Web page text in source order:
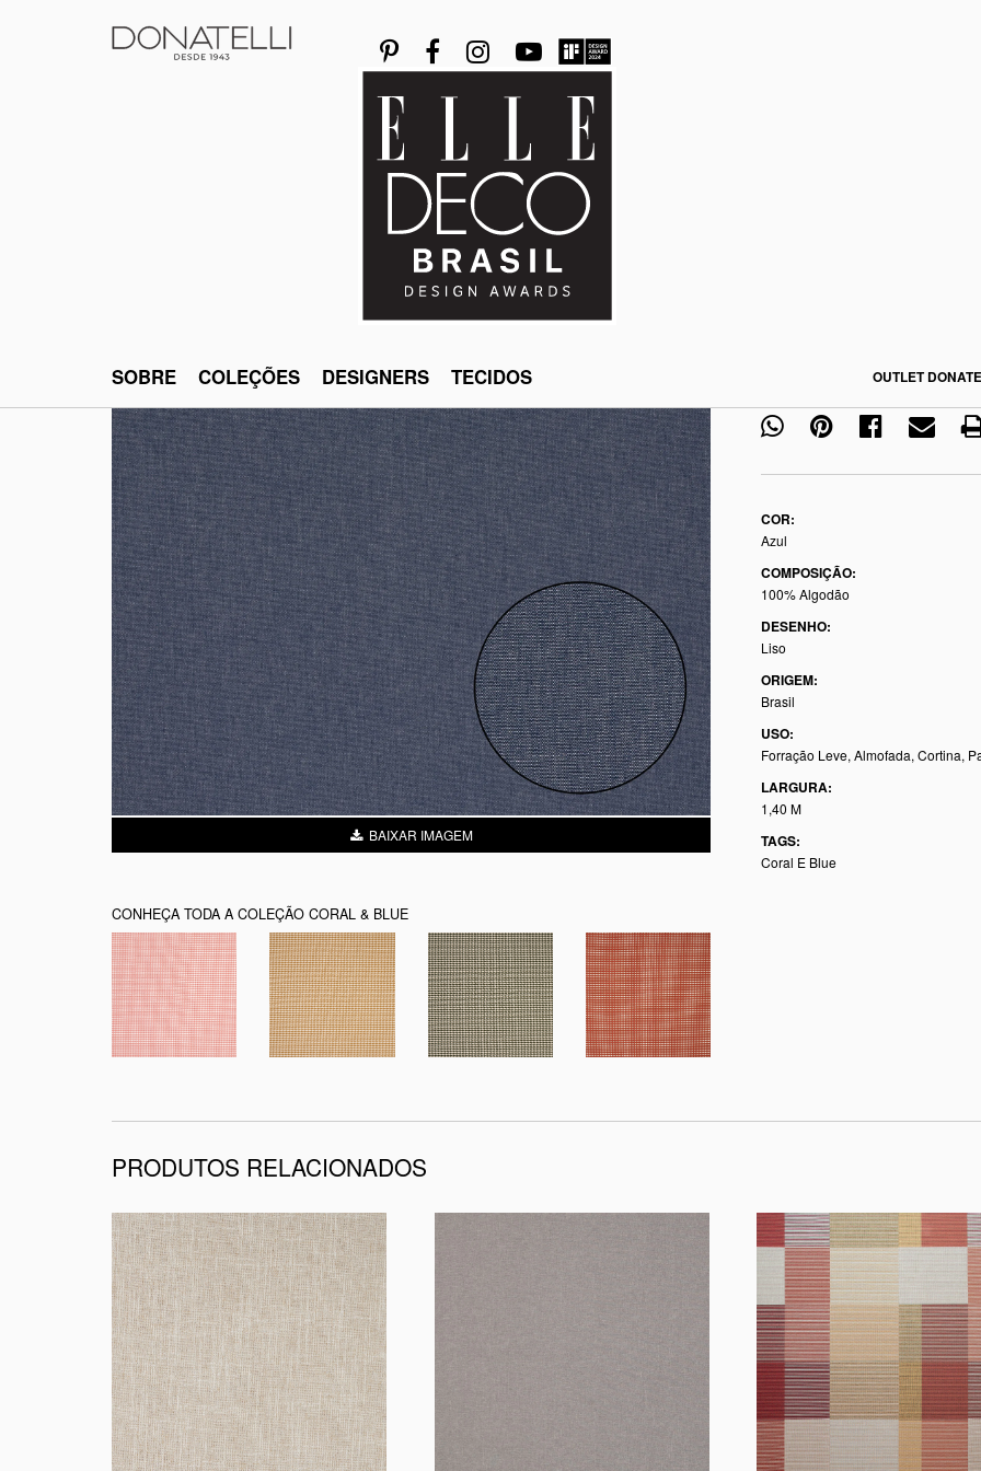
SOBRE COLEÇÕES DESIGNERS TECIDOS OUTLET
BAIXAR IMAGEM
CONHEÇA TODA A COLEÇÃO CORAL & BLUE
COR:
Azul
COMPOSIÇÃO:
100% Algodão
DESENHO:
Liso
ORIGEM:
Brasil
USO:
Forração Leve, Almofada, Cortina,
LARGURA:
1,40 M
TAGS:
Coral E Blue
PRODUTOS RELACIONADOS